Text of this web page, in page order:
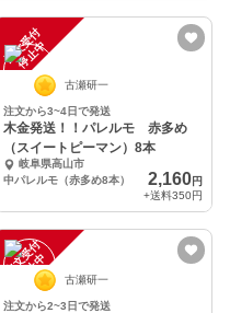
注
文
受
付
停
止
中
古瀬研一
注文から3~4日で発送
木金発送！！パレルモ 赤多め
（スイートピーマン）8本
岐阜県高山市
中パレルモ（赤多め8本）
2,160円
+送料350円
注
文
受
付
停
止
中 古瀬研一
注文から2~3日で発送